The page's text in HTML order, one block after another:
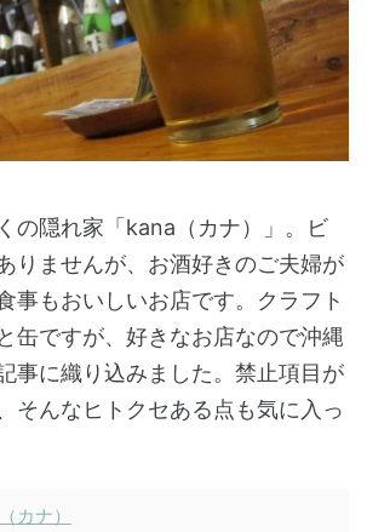
の隠れ家「kana（カナ）」。ビ
りませんが、お酒好きのご夫婦が
事もおいしいお店です。クラフト
缶ですが、好きなお店なので沖縄
事に織り込みました。禁止項目が
そんなヒトクセある点も気に入っ
カナ）